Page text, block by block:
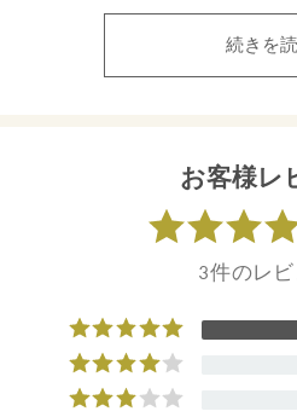
適量を手のひらでなじませてから、
39.5×39.5×173mm
ン、ペンチレングリコール、ジグリ
ン酸グリセリル、ダマスクバラ花水
キス、乳酸桿菌培養溶解質、乳酸桿
ザクロ果実エキス、オオヒレアザミ
続きを
お客様レ